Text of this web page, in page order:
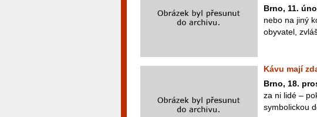
Brno, 11.
nebo na jiný
obyvatel,
Kávu mají
Brno, 18.
za ni lidé –
symbolickou